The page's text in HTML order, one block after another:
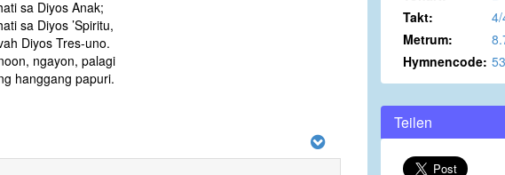
sa Diyos Anak;
sa Diyos ’Spiritu,
Diyos Tres-uno.
ngayon, palagi
hanggang papuri.
Takt:
Metrum:
Hymnencode:
Teilen